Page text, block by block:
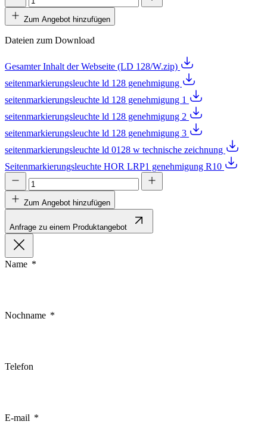
Zum Angebot hinzufügen
Dateien zum Download
Gesamter Inhalt der Webseite (LD 128/W.zip)
seitenmarkierungsleuchte ld 128 genehmigung
seitenmarkierungsleuchte ld 128 genehmigung 1
seitenmarkierungsleuchte ld 128 genehmigung 2
seitenmarkierungsleuchte ld 128 genehmigung 3
seitenmarkierungsleuchte ld 0128 w technische zeichnung
Seitenmarkierungsleuchte HOR LRP1 genehmigung R10
Zum Angebot hinzufügen
Anfrage zu einem Produktangebot
Name
Nochname
Telefon
E-mail